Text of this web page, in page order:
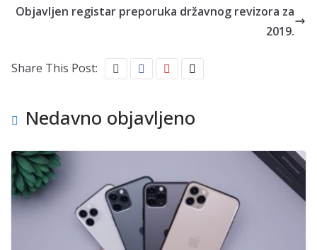
Objavljen registar preporuka državnog revizora za
2019.
Share This Post:
Nedavno objavljeno